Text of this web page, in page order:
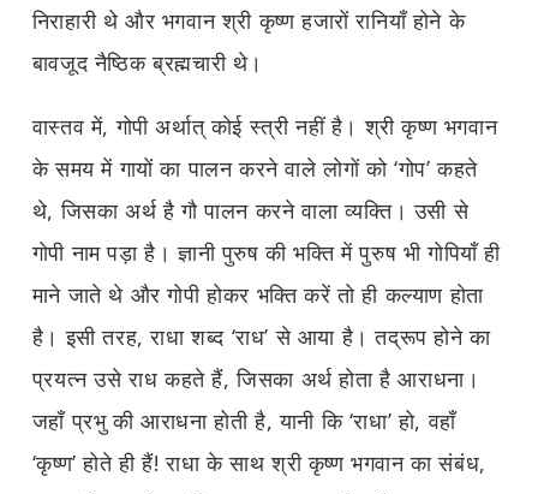
निराहारी थे और भगवान श्री कृष्ण हजारों रानियाँ होने के
बावजूद नैष्ठिक ब्रह्मचारी थे।
वास्तव में, गोपी अर्थात् कोई स्त्री नहीं है। श्री कृष्ण भगवान
के समय में गायों का पालन करने वाले लोगों को ‘गोप’ कहते
थे, जिसका अर्थ है गौ पालन करने वाला व्यक्ति। उसी से
गोपी नाम पड़ा है। ज्ञानी पुरुष की भक्ति में पुरुष भी गोपियाँ ही
माने जाते थे और गोपी होकर भक्ति करें तो ही कल्याण होता
है। इसी तरह, राधा शब्द ‘राध’ से आया है। तद्रूप होने का
प्रयत्न उसे राध कहते हैं, जिसका अर्थ होता है आराधना।
जहाँ प्रभु की आराधना होती है, यानी कि ‘राधा’ हो, वहाँ
‘कृष्ण’ होते ही हैं! राधा के साथ श्री कृष्ण भगवान का संबंध,